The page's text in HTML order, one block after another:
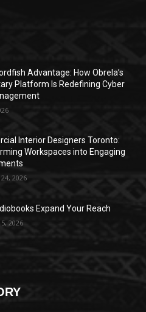
Advantage: How Obrela’s
Platform Is Redefining Cyber
Interior Designers Toronto:
Workspaces into Engaging
2026
Expand Your Reach
2026